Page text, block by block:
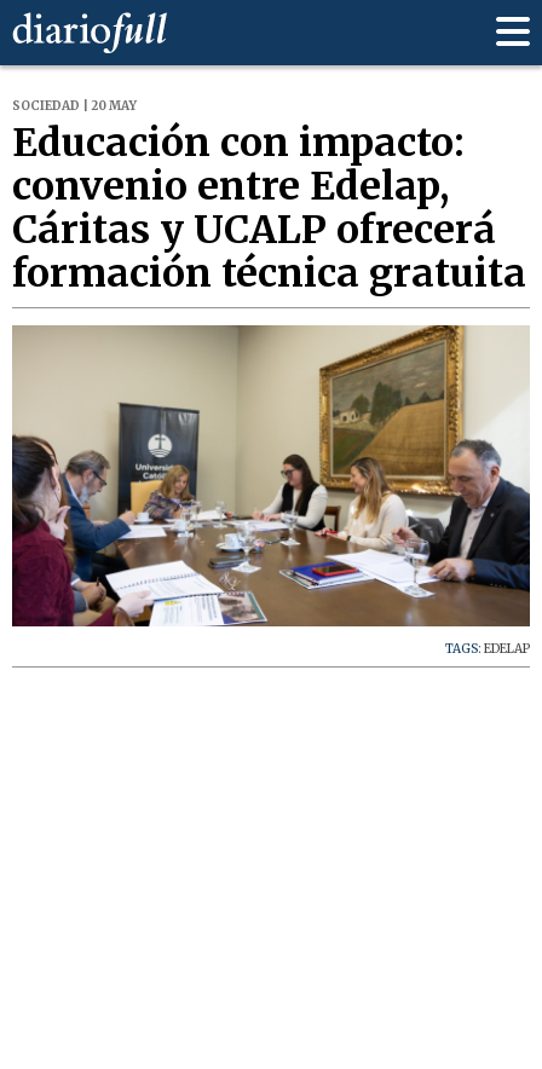
SOCIEDAD | 20 MAY
Educación con impacto:
convenio entre Edelap,
Cáritas y UCALP ofrecerá
formación técnica gratuita
TAGS: EDELAP